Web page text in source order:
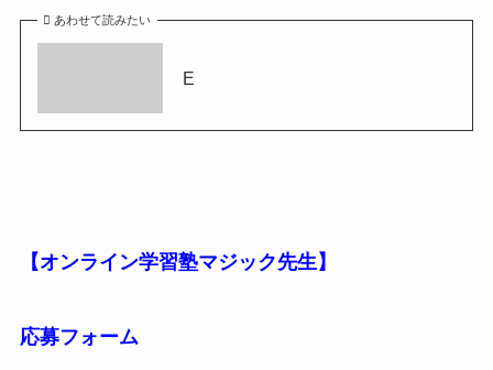
あわせて読みたい
E
【オンライン学習塾マジック先生】
応募フォーム